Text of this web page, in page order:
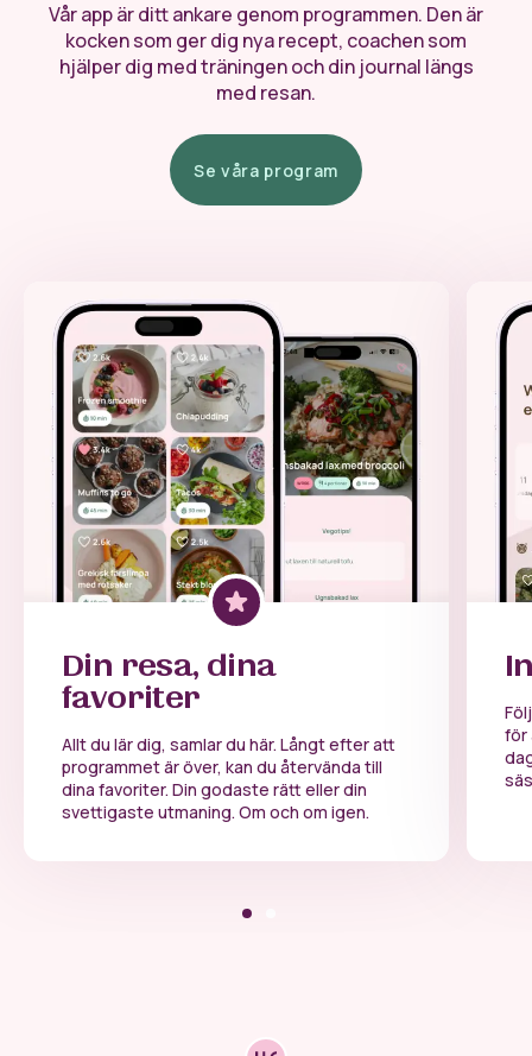
Vår app är ditt ankare genom programmen. Den är
kocken som ger dig nya recept, coachen som
hjälper dig med träningen och din journal längs
med resan.
Se våra program
Din resa, dina
favoriter
Allt du lär dig, samlar du här. Långt efter att
programmet är över, kan du återvända till
dina favoriter. Din godaste rätt eller din
svettigaste utmaning. Om och om igen.
för